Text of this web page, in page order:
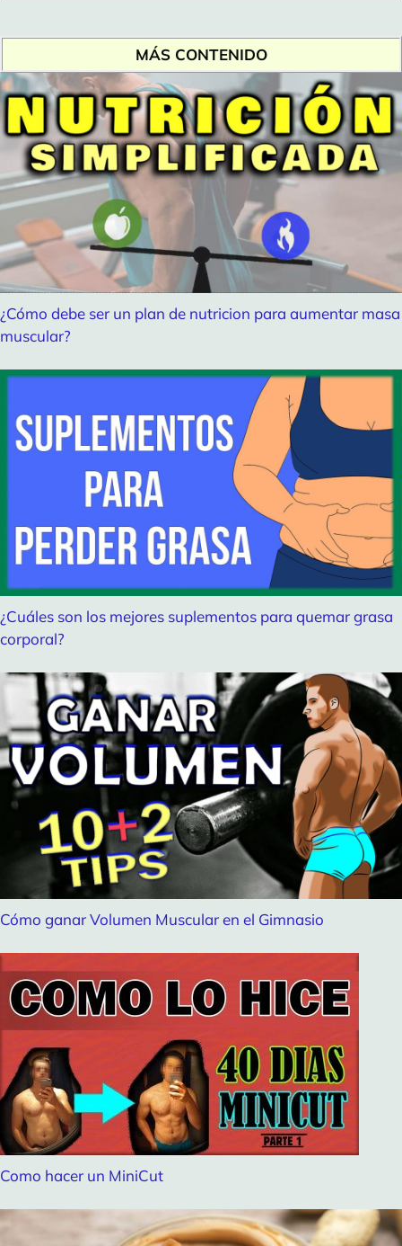
MÁS CONTENIDO
¿Cómo debe ser un plan de nutricion para aumentar masa
muscular?
¿Cuáles son los mejores suplementos para quemar grasa
corporal?
Cómo ganar Volumen Muscular en el Gimnasio
Como hacer un MiniCut